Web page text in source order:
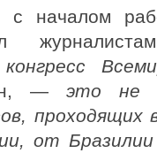
с началом
—это не
от